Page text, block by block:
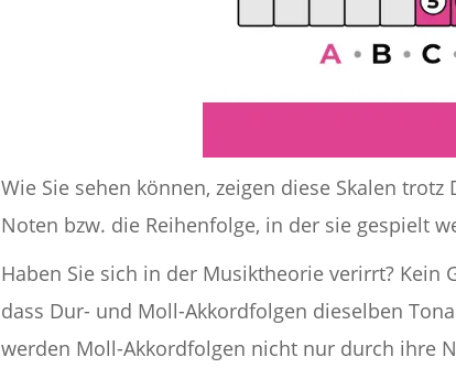
Wie Sie sehen können, zeigen diese Skalen
Noten bzw. die Reihenfolge, in der sie gespielt
Haben Sie sich in der Musiktheorie verirrt? Kein
dass Dur- und Moll-Akkordfolgen dieselben
werden Moll-Akkordfolgen nicht nur durch ihre